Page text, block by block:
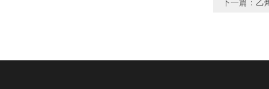
下一篇： 乙